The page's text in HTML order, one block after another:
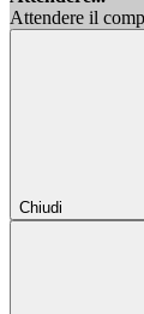
Attendere il
Chiudi